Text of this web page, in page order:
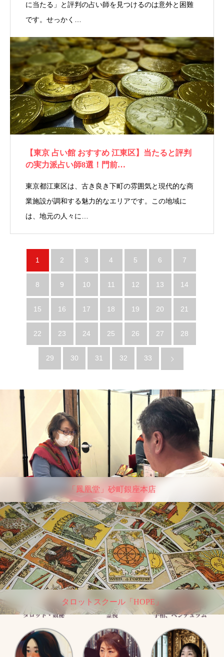
に当たる」と評判の占い師を見つけるのは意外と困難
です。せっかく…
【東京 占い館 おすすめ 江東区】当たると評判
の実力派占い師8選！門前…
東京都江東区は、古き良き下町の雰囲気と現代的な商
業施設が調和する魅力的なエリアです。この地域に
は、地元の人々に…
1 2 3 4 5 6 7
8 9 10 11 12 13 14
15 16 17 18 19 20 21
22 23 24 25 26 27 28
29 30 31 32 33
「鳳凰堂」砂町銀座本店
タロットスクール「HOPE」